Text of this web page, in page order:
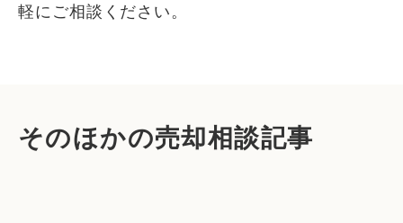
軽にご相談ください。
そのほかの売却相談記事